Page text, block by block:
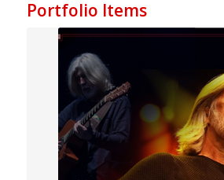
Portfolio Items